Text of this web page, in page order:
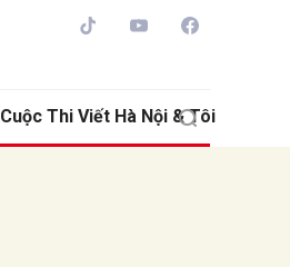
Cuộc Thi Viết Hà Nội & Tôi